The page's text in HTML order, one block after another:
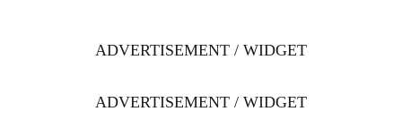
ADVERTISEMENT / WIDGET
ADVERTISEMENT / WIDGET